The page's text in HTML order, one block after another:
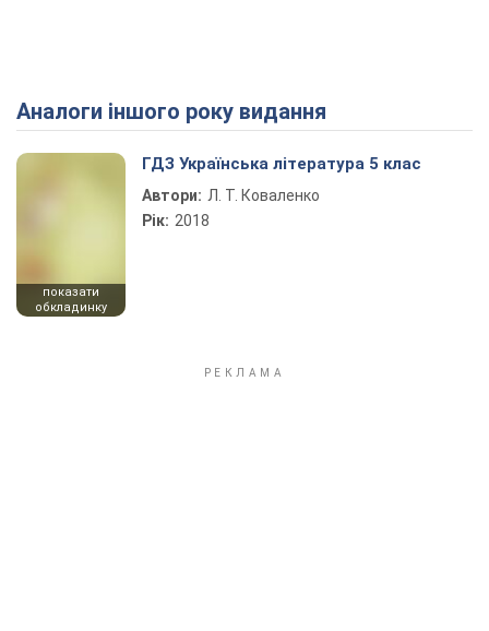
Аналоги іншого року видання
показати
обкладинку
ГДЗ Українська література 5 клас
Автори: Л. Т. Коваленко
Рік: 2018